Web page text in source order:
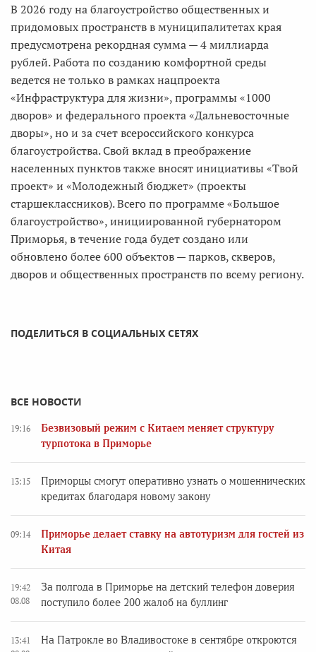
В 2026 году на благоустройство общественных и
придомовых пространств в муниципалитетах края
предусмотрена рекордная сумма — 4 миллиарда
рублей. Работа по созданию комфортной среды
ведется не только в рамках нацпроекта
«Инфраструктура для жизни», программы «1000
дворов» и федерального проекта «Дальневосточные
дворы», но и за счет всероссийского конкурса
благоустройства. Свой вклад в преображение
населенных пунктов также вносят инициативы «Твой
проект» и «Молодежный бюджет» (проекты
старшеклассников). Всего по программе «Большое
благоустройство», инициированной губернатором
Приморья, в течение года будет создано или
обновлено более 600 объектов — парков, скверов,
дворов и общественных пространств по всему региону.
ПОДЕЛИТЬСЯ В СОЦИАЛЬНЫХ СЕТЯХ
ВСЕ НОВОСТИ
19:16
Безвизовый режим с Китаем меняет структуру
турпотока в Приморье
13:15
Приморцы смогут оперативно узнать о мошеннических
кредитах благодаря новому закону
09:14
Приморье делает ставку на автотуризм для гостей из
Китая
19:42
08.08
За полгода в Приморье на детский телефон доверия
поступило более 200 жалоб на буллинг
13:41
На Патрокле во Владивостоке в сентябре откроются